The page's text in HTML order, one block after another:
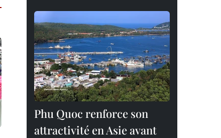
Phu Quoc renforce son
attractivité en Asie avant